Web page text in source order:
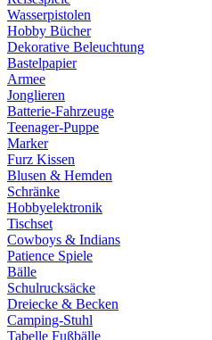
Wasserpistolen
Hobby Bücher
Dekorative Beleuchtung
Bastelpapier
Armee
Jonglieren
Batterie-Fahrzeuge
Teenager-Puppe
Marker
Furz Kissen
Blusen & Hemden
Schränke
Hobbyelektronik
Tischset
Cowboys & Indians
Patience Spiele
Bälle
Schulrucksäcke
Dreiecke & Becken
Camping-Stuhl
Tabelle Fußbälle